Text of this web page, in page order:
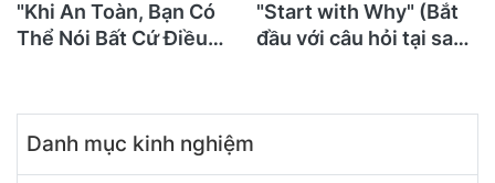
"Khi An Toàn, Bạn Có
Thể Nói Bất Cứ Điều
Conversations" Và Ước
Gì Mình Biết Điều Này
Sớm Hơn Để Không
"Start with Why" (Bắt
đầu với câu hỏi tại sao)
Danh mục kinh nghiệm